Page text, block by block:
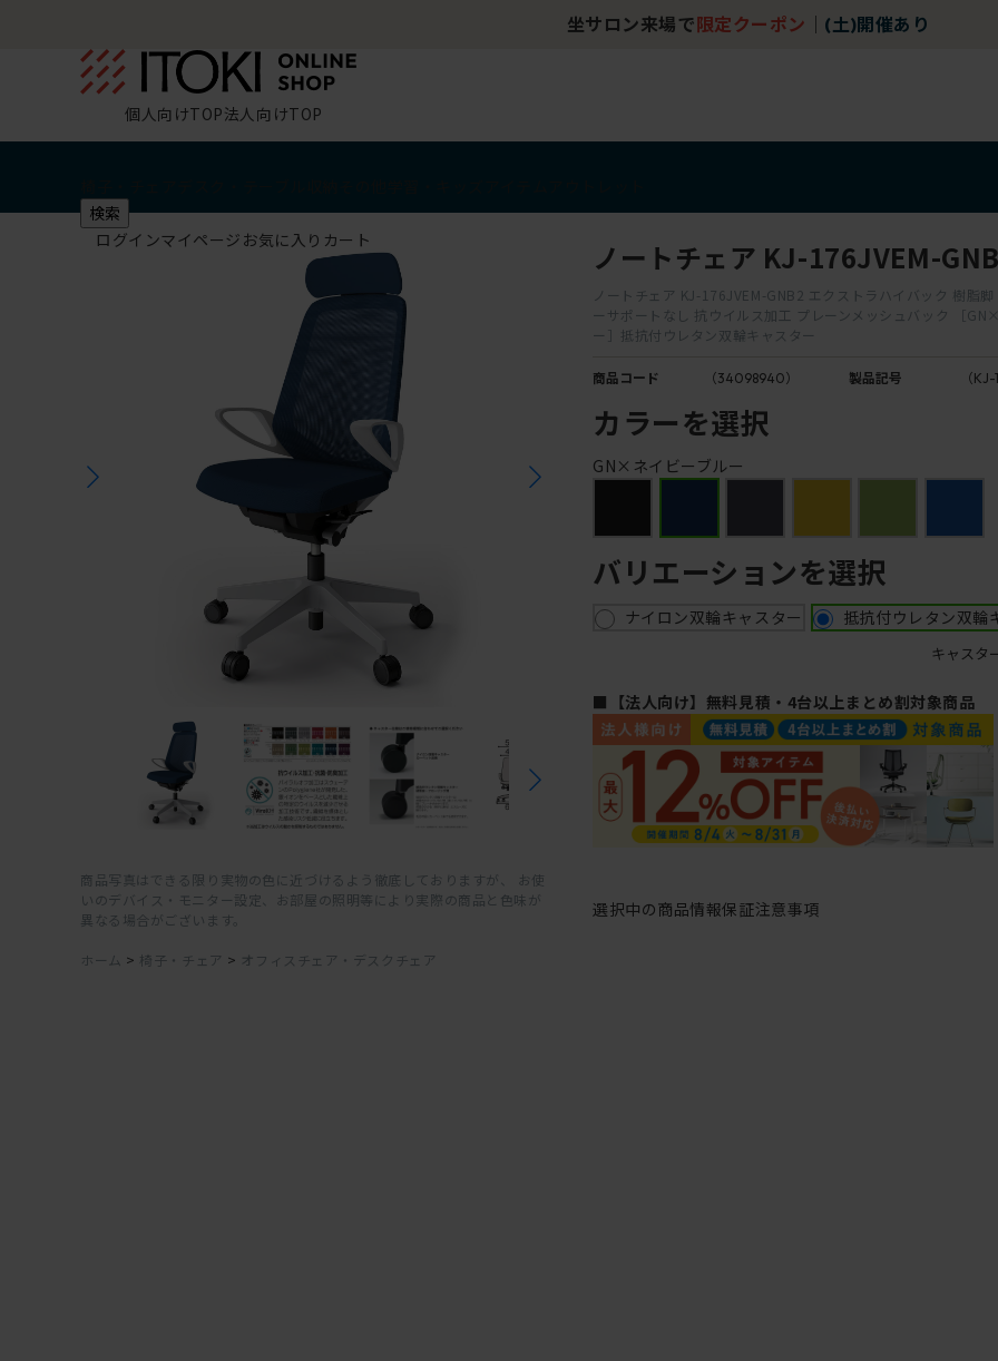
坐サロン来場で 限定クーポン (土)開催あり
個人向けTOP法人向けTOP
検索
ログインマイページ お気に入り カート
商品写真はできる限り実物の色に近づけるよう徹底しておりますが、 お使
いのデバイス・モニター設定、お部屋の照明等により実際の商品と色味が
異なる場合がございます。
ホーム > 椅子・チェア > オフィスチェア・デスクチェア
ノートチェア KJ-176JVEM-
ノートチェア KJ-176JVEM-GNB2 エクストラハイバック 樹脂
ーサポートなし 抗ウイルス加工 プレーンメッシュバック ［
ー］抵抗付ウレタン双輪キャスター
商品コード （34098940） 製品記号 （
カラーを選択
GN×ネイビーブルー
バリエーションを選択
ナイロン双輪キャスター 抵抗付ウレタン双輪
キャスタ
■【法人向け】無料見積・4台以上まとめ割対象商品
選択中の商品情報保証注意事項